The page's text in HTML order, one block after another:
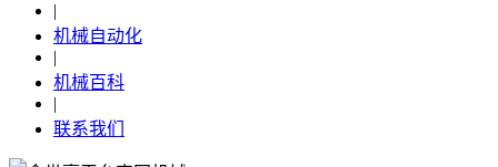
|
机械自动化
|
机械百科
|
联系我们